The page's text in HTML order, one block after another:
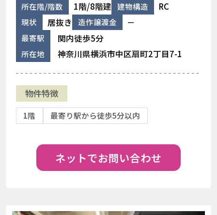
所在階/階数 1階/8階建 建物構造 RC
現状 居抜き 造作譲渡金 －
最寄駅 関内徒歩5分
所在地 神奈川県横浜市中区扇町2丁目7-1
物件特徴
1階 最寄り駅から徒歩5分以内
ネットでお問い合わせ